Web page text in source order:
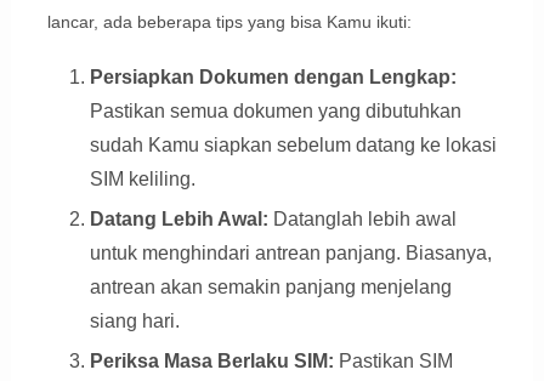
lancar, ada beberapa tips yang bisa Kamu ikuti:
Persiapkan Dokumen dengan Lengkap:
Pastikan semua dokumen yang dibutuhkan
sudah Kamu siapkan sebelum datang ke lokasi
SIM keliling.
Datang Lebih Awal: Datanglah lebih awal
untuk menghindari antrean panjang. Biasanya,
antrean akan semakin panjang menjelang
siang hari.
Periksa Masa Berlaku SIM: Pastikan SIM